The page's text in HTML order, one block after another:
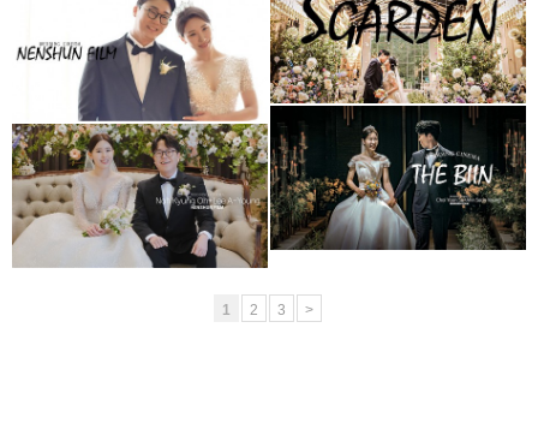
청주 S가든웨딩홀
(대표촬영)
청주 더빈웨딩컨벤션
가드니아홀(대표촬영)
청주 더빈웨딩컨벤션
가드니아 (대표촬영)
더빈 웨딩컨벤션
그랜드볼륨 (대표촬영)
1 2 3 >